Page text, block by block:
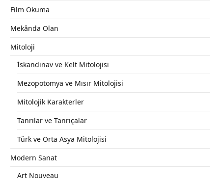
Film Okuma
Mekânda Olan
Mitoloji
İskandinav ve Kelt Mitolojisi
Mezopotomya ve Mısır Mitolojisi
Mitolojik Karakterler
Tanrılar ve Tanrıçalar
Türk ve Orta Asya Mitolojisi
Modern Sanat
Art Nouveau